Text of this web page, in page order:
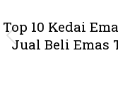
Top 10 Kedai
Jual Beli Emas